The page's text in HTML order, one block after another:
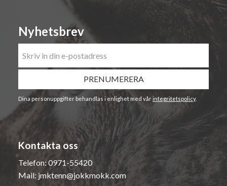
Nyhetsbrev
PRENUMERERA
Dina personuppgifter behandlas i enlighet med vårintegritetspolicy.
Kontakta oss
Telefon: 0971-55420
Mail: jmktenn@jokkmokk.com